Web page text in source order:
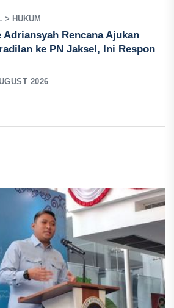
> HUKUM
Adriansyah Rencana Ajukan
ke PN Jaksel, Ini Respon
2026